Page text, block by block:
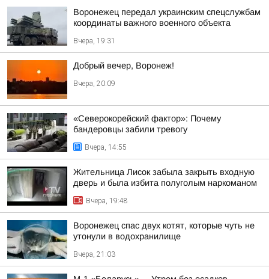
Воронежец передал украинским спецслужбам
координаты важного военного объекта
Вчера, 19:31
Добрый вечер, Воронеж!
Вчера, 20:09
«Северокорейский фактор»: Почему
бандеровцы забили тревогу
Вчера, 14:55
Жительница Лисок забыла закрыть входную
дверь и была избита полуголым наркоманом
Вчера, 19:48
Воронежец спас двух котят, которые чуть не
утонули в водохранилище
Вчера, 21:03